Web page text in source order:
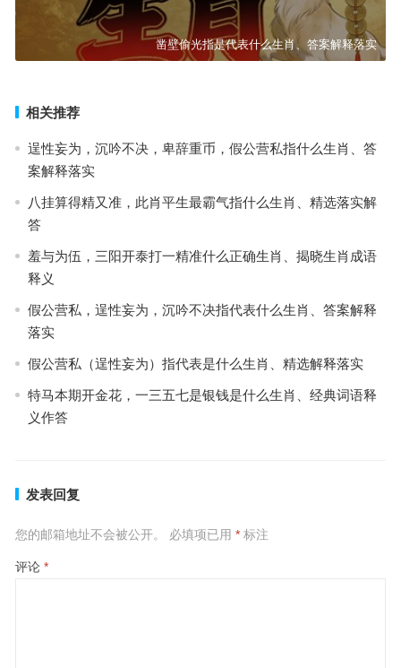
凿壁偷光指是代表什么生肖、答案解释落实
相关推荐
逞性妄为，沉吟不决，卑辞重币，假公营私指什么生肖、答
案解释落实
八挂算得精又准，此肖平生最霸气指什么生肖、精选落实解
答
羞与为伍，三阳开泰打一精准什么正确生肖、揭晓生肖成语
释义
假公营私，逞性妄为，沉吟不决指代表什么生肖、答案解释
落实
假公营私（逞性妄为）指代表是什么生肖、精选解释落实
特马本期开金花，一三五七是银钱是什么生肖、经典词语释
义作答
发表回复
您的邮箱地址不会被公开。 必填项已用 *标注
评论 *